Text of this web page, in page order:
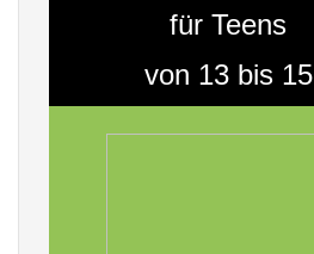
für Teens
von 13 bis 15